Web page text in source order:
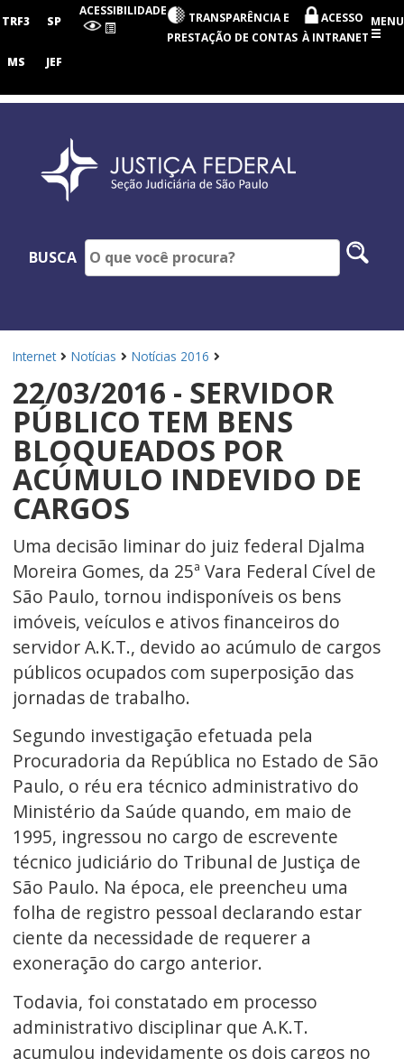
Judiciária
Paulo
TRF3 SP
MS JEF
ACESSIBILIDADE
TRANSPARÊNCIA E
PRESTAÇÃO DE CONTAS
ACESSO
À INTRANET
MENU
BUSCA
Internet Notícias Notícias 2016
22/03/2016 - SERVIDOR
PÚBLICO TEM BENS
BLOQUEADOS POR
ACÚMULO INDEVIDO DE
CARGOS
Uma decisão liminar do juiz federal Djalma
Moreira Gomes, da 25ª Vara Federal Cível de
São Paulo, tornou indisponíveis os bens
imóveis, veículos e ativos financeiros do
servidor A.K.T., devido ao acúmulo de cargos
públicos ocupados com superposição das
jornadas de trabalho.
Segundo investigação efetuada pela
Procuradoria da República no Estado de São
Paulo, o réu era técnico administrativo do
Ministério da Saúde quando, em maio de
1995, ingressou no cargo de escrevente
técnico judiciário do Tribunal de Justiça de
São Paulo. Na época, ele preencheu uma
folha de registro pessoal declarando estar
ciente da necessidade de requerer a
exoneração do cargo anterior.
Todavia, foi constatado em processo
administrativo disciplinar que A.K.T.
acumulou indevidamente os dois cargos no